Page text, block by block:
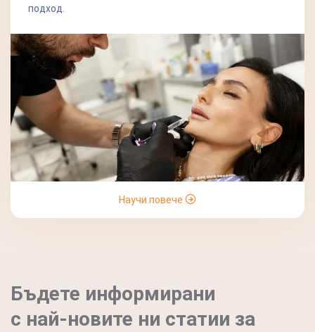
подход.
Научи повече
Бъдете информирани
с най-новите ни статии за